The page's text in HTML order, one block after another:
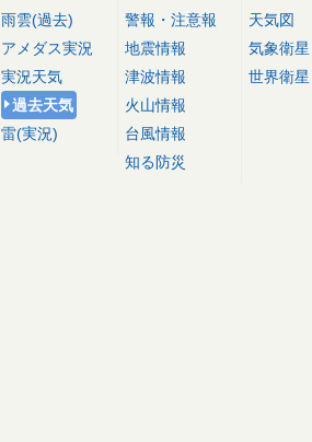
雨雲(過去)
アメダス実況
実況天気
過去天気
雷(実況)
警報・注意報
地震情報
津波情報
火山情報
台風情報
知る防災
天気図
気象衛星
世界衛星